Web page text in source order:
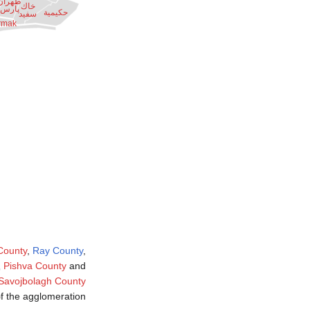
پارسخاك
سفيد حكيمية
, Ray County,
Pishva County and
County
the agglomeration.